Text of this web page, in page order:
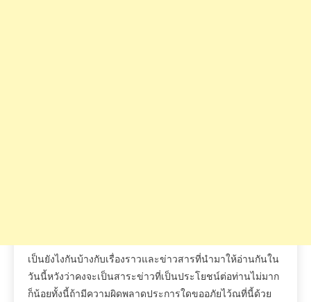
เป็นยังไงกันบ้างกับเรื่องราวและข่าวสารที่นำมาให้อ่านกันใน
วันนี้หวังว่าคงจะเป็นสาระข่าวที่เป็นประโยชน์ต่อท่านไม่มาก
ก็น้อยทั้งนี้ถ้ามีความผิดพลาดประการใดขออภัยไว้ณที่นี้ด้วย